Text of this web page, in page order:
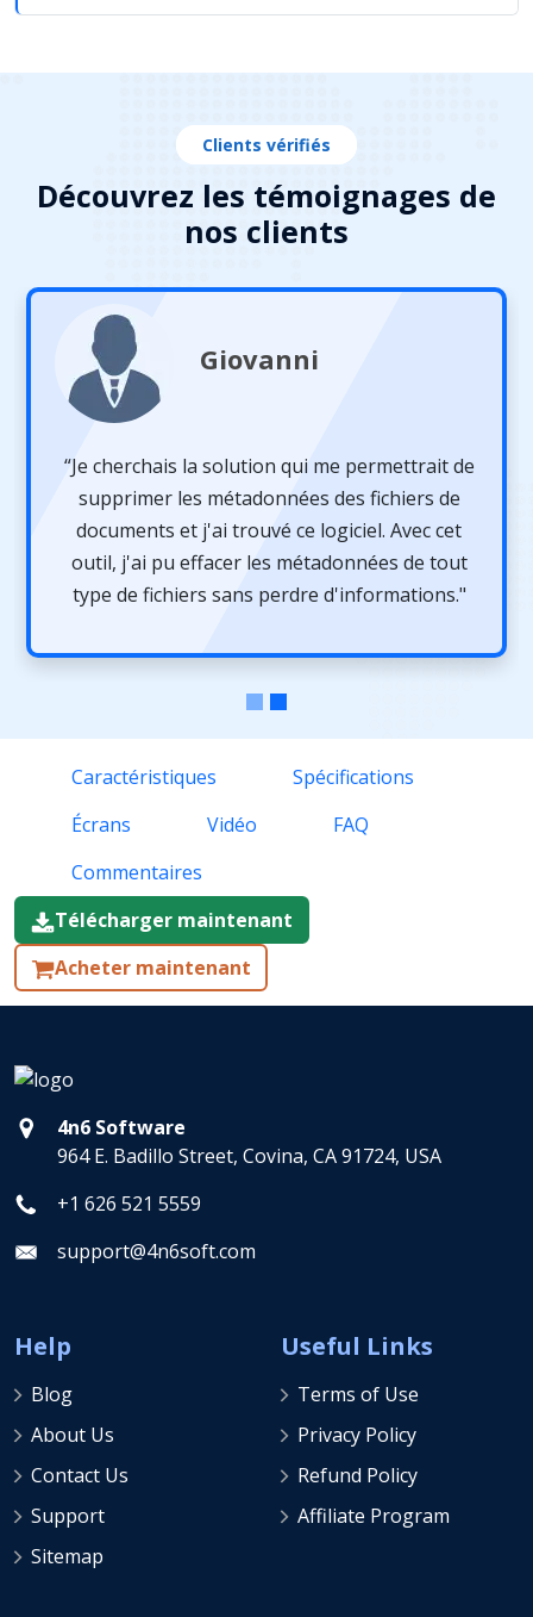
Clients vérifiés
Découvrez les témoignages de
nos clients
Giovanni
“Je cherchais la solution qui me permettrait de
supprimer les métadonnées des fichiers de
documents et j'ai trouvé ce logiciel. Avec cet
outil, j'ai pu effacer les métadonnées de tout
type de fichiers sans perdre d'informations."
Caractéristiques
Spécifications
Écrans
Vidéo
FAQ
Commentaires
Télécharger maintenant
Acheter maintenant
4n6 Software
964 E. Badillo Street, Covina, CA 91724, USA
+1 626 521 5559
support@4n6soft.com
Help
Blog
About Us
Contact Us
Support
Sitemap
Useful Links
Terms of Use
Privacy Policy
Refund Policy
Affiliate Program